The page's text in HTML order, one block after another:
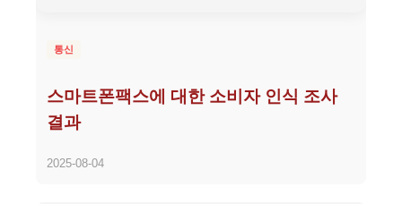
통신
스마트폰팩스에 대한 소비자 인식 조사
결과
2025-08-04